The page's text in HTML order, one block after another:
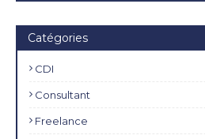
Catégories
CDI
Consultant
Freelance